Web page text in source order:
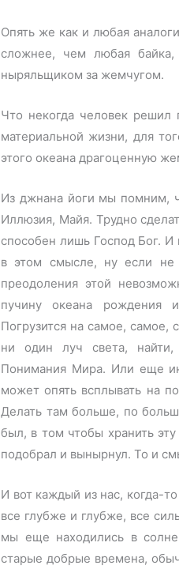
Опять же как и любая
сложнее, чем любая
ныряльщиком за жемчугом.
Что некогда человек решил
материальной жизни, для
этого океана драгоценную
Из джнана йоги мы помним,
Иллюзия, Майя. Трудно
способен лишь Господ Бог.
в этом смысле, ну если не
преодоления этой
пучину океана рождения
Погрузится на самое,
ни один луч света,
Понимания Мира. Или еще
может опять всплывать на
Делать там больше, по
был, в том чтобы хранить
подобрал и вынырнул. То и
И вот каждый из нас, когда-
все глубже и глубже, все
мы еще находились в
старые добрые времена,